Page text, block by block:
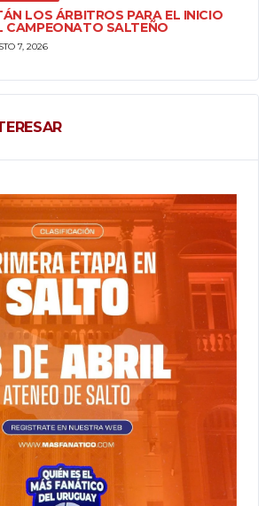
LOS ÁRBITROS PARA EL INICIO
CAMPEONATO SALTEÑO
7, 2026